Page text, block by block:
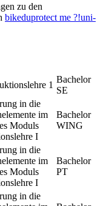
zu den
bikeduprotect me ?!uni-
1
Bachelor
SE
in die
im
Moduls
I
Bachelor
WING
in die
im
Moduls
I
Bachelor
PT
in die